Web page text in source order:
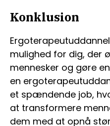
Konklusion
mulighed for dig, der
mennesker og gøre
en
et spændende job,
at transformere
dem med at opnå